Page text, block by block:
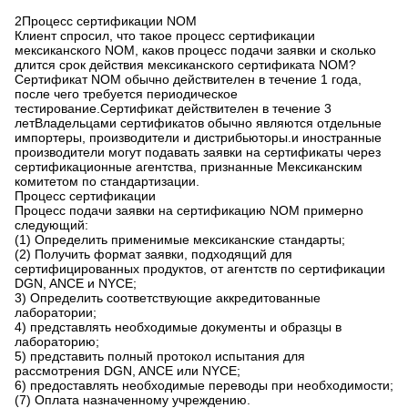
2Процесс сертификации NOM
Клиент спросил, что такое процесс сертификации
мексиканского NOM, каков процесс подачи заявки и сколько
длится срок действия мексиканского сертификата NOM?
Сертификат NOM обычно действителен в течение 1 года,
после чего требуется периодическое
тестирование.Сертификат действителен в течение 3
летВладельцами сертификатов обычно являются отдельные
импортеры, производители и дистрибьюторы.и иностранные
производители могут подавать заявки на сертификаты через
сертификационные агентства, признанные Мексиканским
комитетом по стандартизации.
Процесс сертификации
Процесс подачи заявки на сертификацию NOM примерно
следующий:
(1) Определить применимые мексиканские стандарты;
(2) Получить формат заявки, подходящий для
сертифицированных продуктов, от агентств по сертификации
DGN, ANCE и NYCE;
3) Определить соответствующие аккредитованные
лаборатории;
4) представлять необходимые документы и образцы в
лабораторию;
5) представить полный протокол испытания для
рассмотрения DGN, ANCE или NYCE;
6) предоставлять необходимые переводы при необходимости;
(7) Оплата назначенному учреждению.